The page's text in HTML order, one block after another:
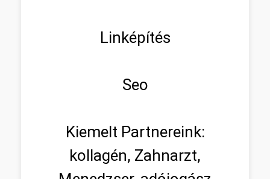
Linképítés
Seo
Kiemelt Partnereink:
kollagén, Zahnarzt,